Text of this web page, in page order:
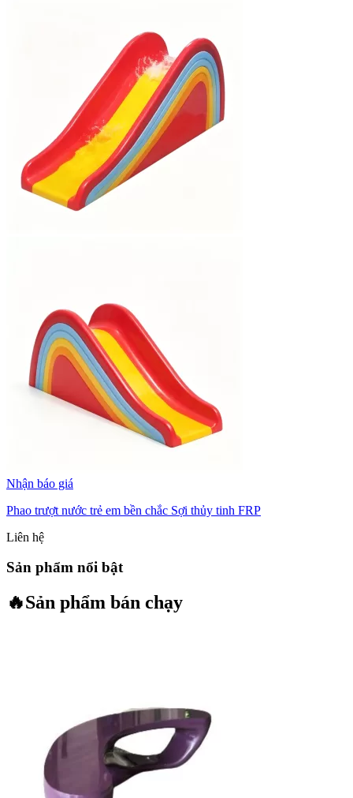
Nhận báo giá
Phao trượt nước trẻ em bền chắc Sợi thủy tinh FRP
Liên hệ
Sản phẩm nổi bật
🔥Sản phẩm bán chạy